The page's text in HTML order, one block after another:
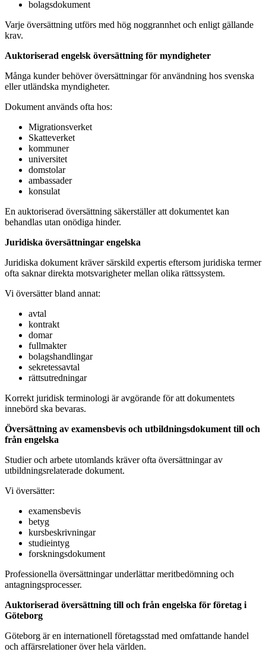
bolagsdokument
Varje översättning utförs med hög noggrannhet och enligt gällande
krav.
Auktoriserad engelsk översättning för myndigheter
Många kunder behöver översättningar för användning hos svenska
eller utländska myndigheter.
Dokument används ofta hos:
Migrationsverket
Skatteverket
kommuner
universitet
domstolar
ambassader
konsulat
En auktoriserad översättning säkerställer att dokumentet kan
behandlas utan onödiga hinder.
Juridiska översättningar engelska
Juridiska dokument kräver särskild expertis eftersom juridiska termer
ofta saknar direkta motsvarigheter mellan olika rättssystem.
Vi översätter bland annat:
avtal
kontrakt
domar
fullmakter
bolagshandlingar
sekretessavtal
rättsutredningar
Korrekt juridisk terminologi är avgörande för att dokumentets
innebörd ska bevaras.
Översättning av examensbevis och utbildningsdokument till och
från engelska
Studier och arbete utomlands kräver ofta översättningar av
utbildningsrelaterade dokument.
Vi översätter:
examensbevis
betyg
kursbeskrivningar
studieintyg
forskningsdokument
Professionella översättningar underlättar meritbedömning och
antagningsprocesser.
Auktoriserad översättning till och från engelska för företag i
Göteborg
Göteborg är en internationell företagsstad med omfattande handel
och affärsrelationer över hela världen.